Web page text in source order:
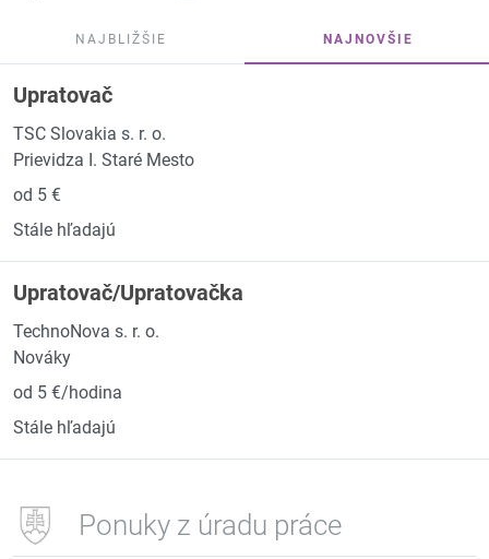
NAJBLIŽŠIE NAJNOVŠIE
Upratovač
TSC Slovakia s. r. o.
Prievidza I. Staré Mesto
od 5 €
Stále hľadajú
Upratovač/Upratovačka
TechnoNova s. r. o.
Nováky
od 5 €/hodina
Stále hľadajú
Ponuky z úradu práce